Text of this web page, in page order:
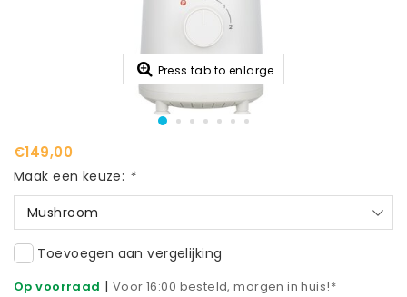
Press tab to enlarge
€149,00
Maak een keuze: *
Mushroom
Toevoegen aan vergelijking
Op voorraad | Voor 16:00 besteld, morgen in huis!*